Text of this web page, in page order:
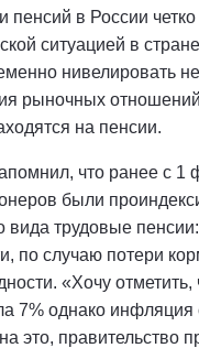
пенсий в России
ситуацией в
нивелировать
рыночных
на пенсии.
что ранее с 1
были
вида трудовые
по случаю потери
«Хочу отметить,
7% однако инфляция
это, правительство